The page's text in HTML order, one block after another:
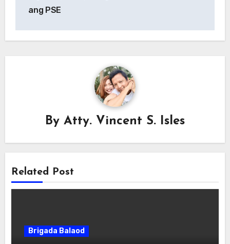
ang PSE
By Atty. Vincent S. Isles
Related Post
Brigada Balaod